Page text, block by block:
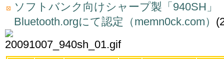
ソフトバンク向けシャープ製「940SH」
Bluetooth.orgにて認定（memn0ck.com）